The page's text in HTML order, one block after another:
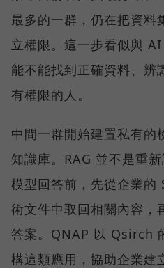
最多的一群，仍在把資料
立權限。這一步看似與
能不能找到正確資料、辨
有權限的人。
中間一群開始建置私有的
知識庫。RAG 並不是重
模型回答前，先從企業的
術文件中取回相關內容，
答案。QNAP 以 Qsirch
構這類應用，協助企業建